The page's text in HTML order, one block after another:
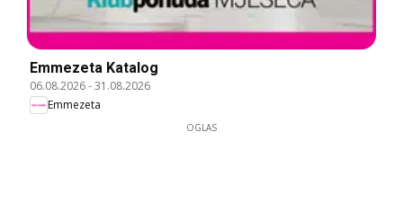
Emmezeta Katalog
06.08.2026-31.08.2026
Emmezeta
OGLAS